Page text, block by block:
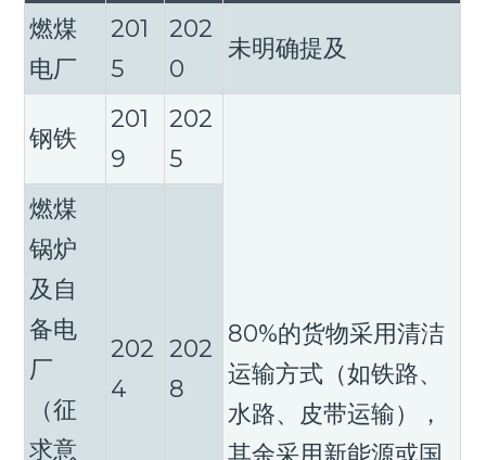
燃煤
电厂
201
5
202
0
未明确提及
钢铁
201
9
202
5
80%的货物采用清洁
运输方式（如铁路、
水路、皮带运输），
其余采用新能源或国
燃煤
锅炉
及自
备电
厂
（征
求意
202
4
202
8